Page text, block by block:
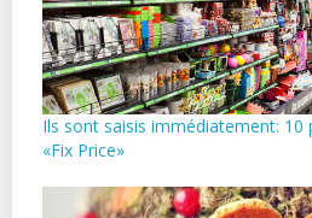
Ils sont saisis immédiatement: 10
«Fix Price»